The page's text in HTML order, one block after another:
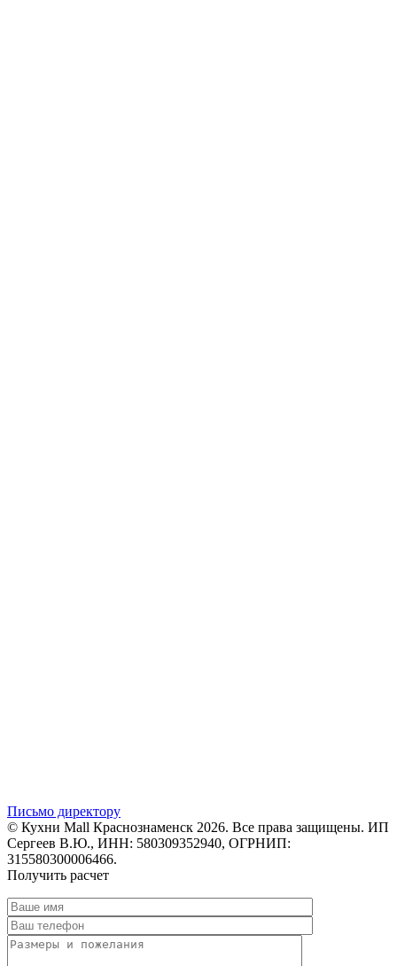
Письмо директору
© Кухни Mall Краснознаменск 2026. Все права защищены. ИП
Сергеев В.Ю., ИНН: 580309352940, ОГРНИП:
315580300006466.
Получить расчет